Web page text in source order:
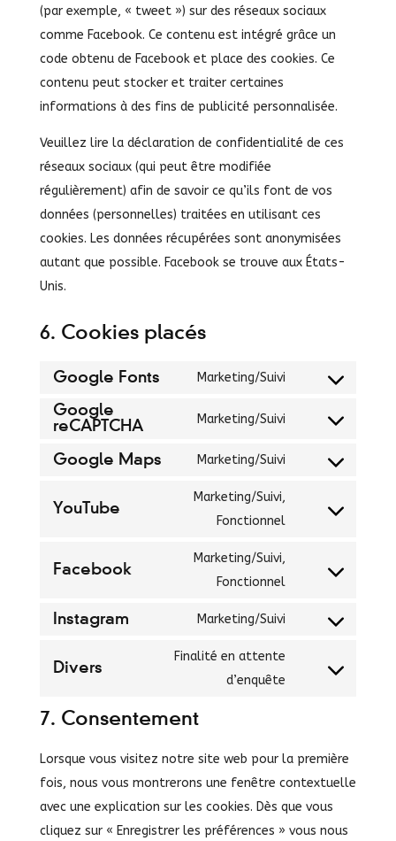
(par exemple, « tweet ») sur des réseaux sociaux
comme Facebook. Ce contenu est intégré grâce un
code obtenu de Facebook et place des cookies. Ce
contenu peut stocker et traiter certaines
informations à des fins de publicité personnalisée.
Veuillez lire la déclaration de confidentialité de ces
réseaux sociaux (qui peut être modifiée
régulièrement) afin de savoir ce qu’ils font de vos
données (personnelles) traitées en utilisant ces
cookies. Les données récupérées sont anonymisées
autant que possible. Facebook se trouve aux États-
Unis.
6. Cookies placés
Google Fonts Marketing/Suivi
Consent
google-
Google
reCAPTCHA
Marketing/Suivi
Consent
Google Maps Marketing/Suivi
Consent
service
maps
YouTube
Marketing/Suivi,
Fonctionnel
Consent
service
Facebook
Marketing/Suivi,
Fonctionnel
Consent
service
Instagram Marketing/Suivi
Consent
service
Divers
Finalité en attente
d’enquête
Consent
divers
7. Consentement
Lorsque vous visitez notre site web pour la première
fois, nous vous montrerons une fenêtre contextuelle
avec une explication sur les cookies. Dès que vous
cliquez sur « Enregistrer les préférences » vous nous